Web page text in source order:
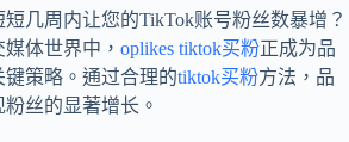
几周内让您的TikTok账号粉丝数暴增？
体世界中， oplikes tiktok买粉正成为品
策略。通过合理的tiktok买粉方法，品
丝的显著增长。